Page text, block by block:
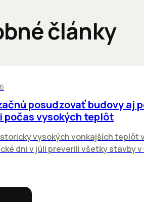
články
posudzovať budovy aj
počas vysokých teplôt
vysokých vonkajších teplôt
dni v júli preverili všetky stavby v